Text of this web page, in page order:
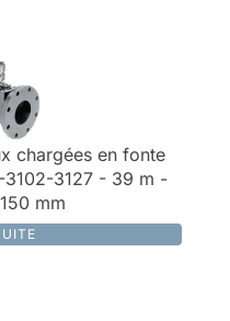
chargées en fonte
3102-3127 - 39 m -
mm